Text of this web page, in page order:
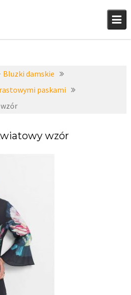
Bluzki damskie
paskami
wzór